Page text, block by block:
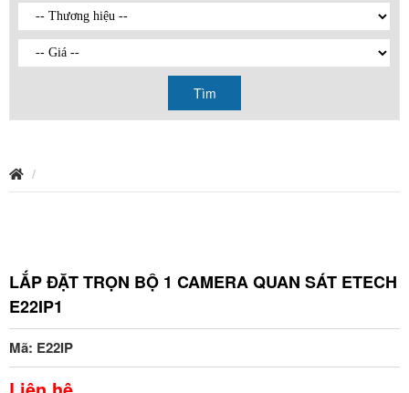
Tìm
LẮP ĐẶT TRỌN BỘ 1 CAMERA QUAN SÁT ETECH
E22IP1
Mã: E22IP